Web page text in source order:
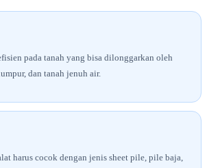
pada tanah yang bisa dilonggarkan oleh
dan tanah jenuh air.
harus cocok dengan jenis sheet pile, pile baja,